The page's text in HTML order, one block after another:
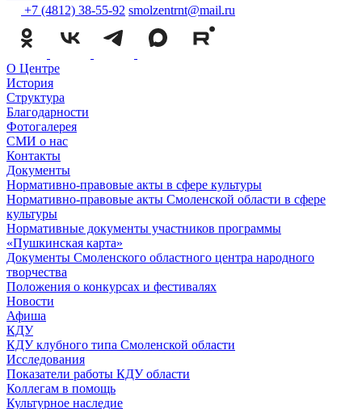
+7 (4812) 38-55-92 smolzentrnt@mail.ru
О Центре
История
Структура
Благодарности
Фотогалерея
СМИ о нас
Контакты
Документы
Нормативно-правовые акты в сфере культуры
Нормативно-правовые акты Смоленской области в сфере
культуры
Нормативные документы участников программы
«Пушкинская карта»
Документы Смоленского областного центра народного
творчества
Положения о конкурсах и фестивалях
Новости
Афиша
КДУ
КДУ клубного типа Смоленской области
Исследования
Показатели работы КДУ области
Коллегам в помощь
Культурное наследие